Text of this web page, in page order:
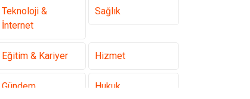
Teknoloji &
İnternet
Sağlık
Eğitim & Kariyer Hizmet
Gündem Hukuk